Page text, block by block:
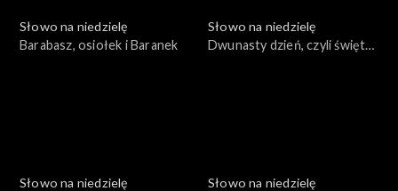
Słowo na niedzielę
Barabasz, osiołek i Baranek
Słowo na niedzielę
Dwunasty dzień, czyli święty
Słowo na niedzielę
Słowo na niedzielę